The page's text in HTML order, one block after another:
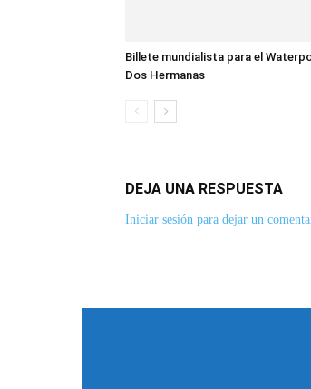
Billete mundialista para el
Dos Hermanas
DEJA UNA RESPUESTA
Iniciar sesión para dejar un